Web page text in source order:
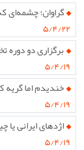
گراوان؛
۵/۴/۲۲
برگزاری دو
۵/۴/۱۹
خندیدم اما
۵/۴/۱۹
اژدهای ایرانی یا
۵/۴/۱۹